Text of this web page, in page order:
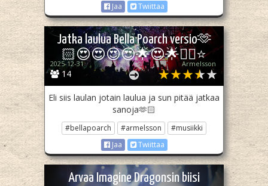
Jaa
Twiittaa
Jatka laulua Bella Poarch versio🫶
🏻😍😍😍😍🌟😍🌟✌🏻⭐
14
2025-12-31 Armelsson
Eli siis laulan jotain laulua ja sun pitää jatkaa
sanoja🫶🏻
#bellapoarch #armelsson
#musiikki
Jaa
Twiittaa
Arvaa Imagine Dragonsin biisi